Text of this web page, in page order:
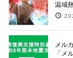
温域
メル
「メ